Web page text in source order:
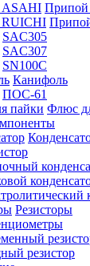
SAC305
SAC307
SN100C
Канифоль
ПОС-61
Флюс
Резисторы
резистор